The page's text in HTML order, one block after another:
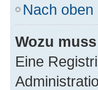
Nach oben
Wozu
Eine